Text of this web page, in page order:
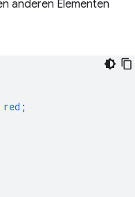
anderen Elementen
red ;